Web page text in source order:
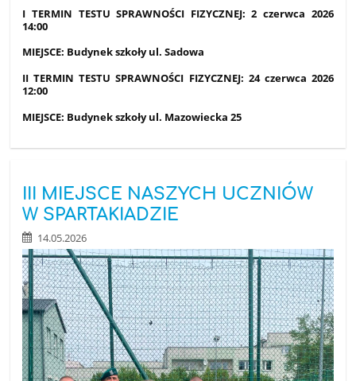
I TERMIN TESTU SPRAWNOŚCI FIZYCZNEJ: 2 czerwca 2026
14:00
MIEJSCE: Budynek szkoły ul. Sadowa
II TERMIN TESTU SPRAWNOŚCI FIZYCZNEJ: 24czerwca 2026
12:00
MIEJSCE: Budynek szkoły ul. Mazowiecka 25
III MIEJSCE NASZYCH UCZNIÓW
W SPARTAKIADZIE
14.05.2026